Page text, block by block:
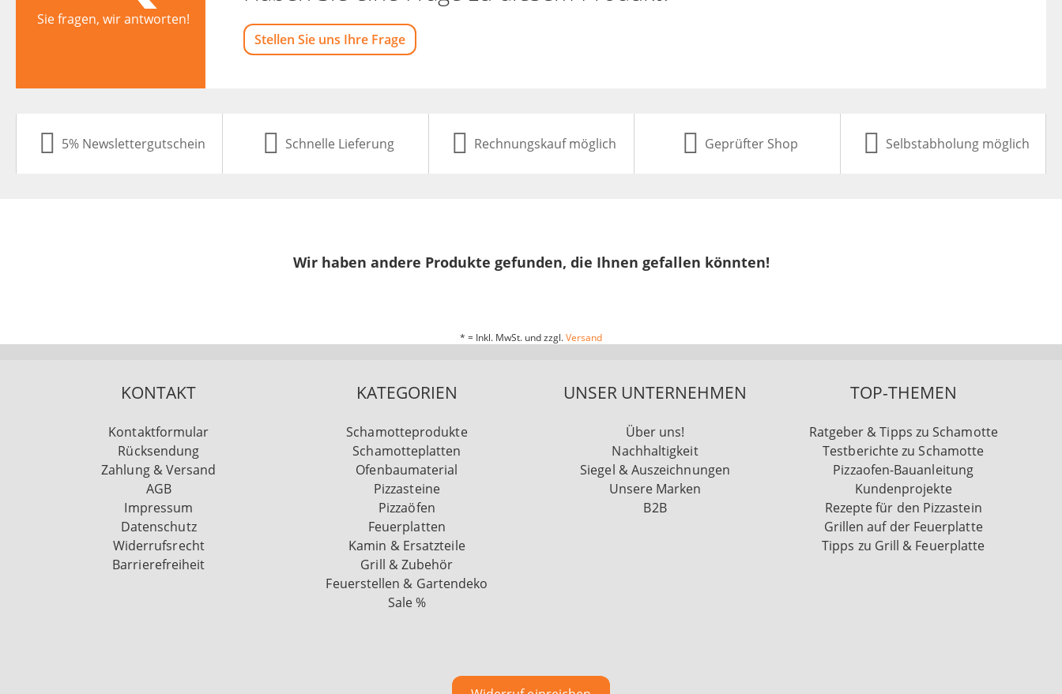
Sie fragen, wir antworten!
Stellen Sie uns Ihre Frage
5% Newslettergutschein Schnelle Lieferung Rechnungskauf möglich Geprüfter Shop Selbstabholung möglich
Wir haben andere Produkte gefunden, die Ihnen gefallen könnten!
* = Inkl. MwSt. und zzgl.Versand
KONTAKT
Kontaktformular
Rücksendung
Zahlung & Versand
AGB
Impressum
Datenschutz
Widerrufsrecht
Barrierefreiheit
KATEGORIEN
Schamotteprodukte
Schamotteplatten
Ofenbaumaterial
Pizzasteine
Pizzaöfen
Feuerplatten
Kamin & Ersatzteile
Grill & Zubehör
Feuerstellen & Gartendeko
Sale %
UNSER UNTERNEHMEN
Über uns!
Nachhaltigkeit
Siegel & Auszeichnungen
Unsere Marken
B2B
TOP-THEMEN
Ratgeber & Tipps zu Schamotte
Testberichte zu Schamotte
Pizzaofen-Bauanleitung
Kundenprojekte
Rezepte für den Pizzastein
Grillen auf der Feuerplatte
Tipps zu Grill & Feuerplatte